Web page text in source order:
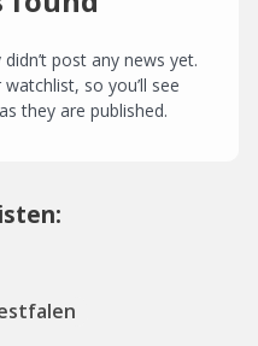
post any news yet.
so you’ll see
they are published.